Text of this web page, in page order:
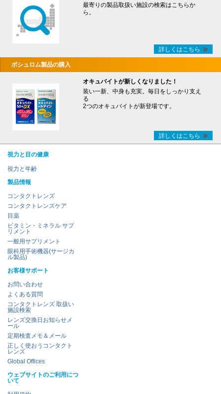
最寄りの製品取扱い施設の検索はこちらか
ら。
詳しくはこちら
ボシュロム製品の購入
オキュバイトが新しくなりました！
装い一新、中身も充実。毎日をしっかり支え
る
2つのオキュバイトが新登場です。
詳しくはこちら
視力と目の健康
視力と年齢
製品情報
コンタクトレンズ
コンタクトレンズケア
目薬
ビタミン・ミネラル サプ
リメント
一般用サプリメント
眼科用手術機器(サージカ
ル製品)
お客様サポート
お問い合わせ
よくある質問
コンタクトレンズ 取扱い
施設検索
レンズ交換日お知らせメ
ール
定期検査メモ＆メール
正しく使おうコンタクト
レンズ
Global Offices
ウェブサイトのご利用につ
いて